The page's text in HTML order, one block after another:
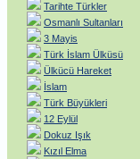
Tarihte Türkler
Osmanlı Sultanları
3 Mayis
Türk İslam Ülküsü
Ülkücü Hareket
İslam
Türk Büyükleri
12 Eylül
Dokuz Işık
Kızıl Elma